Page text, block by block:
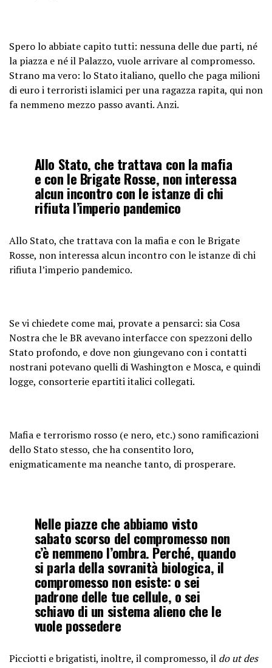
Spero lo abbiate capito tutti: nessuna delle due parti, né
la piazza e né il Palazzo, vuole arrivare al compromesso.
Strano ma vero: lo Stato italiano, quello che paga milioni
di euro i terroristi islamici per una ragazza rapita, qui non
fa nemmeno mezzo passo avanti. Anzi.
Allo Stato, che trattava con la mafia
e con le Brigate Rosse, non interessa
alcun incontro con le istanze di chi
rifiuta l’imperio pandemico
Allo Stato, che trattava con la mafia e con le Brigate
Rosse, non interessa alcun incontro con le istanze di chi
rifiuta l’imperio pandemico.
Se vi chiedete come mai, provate a pensarci: sia Cosa
Nostra che le BR avevano interfacce con spezzoni dello
Stato profondo, e dove non giungevano con i contatti
nostrani potevano quelli di Washington e Mosca, e quindi
logge, consorterie epartiti italici collegati.
Mafia e terrorismo rosso (e nero, etc.) sono ramificazioni
dello Stato stesso, che ha consentito loro,
enigmaticamente ma neanche tanto, di prosperare.
Nelle piazze che abbiamo visto
sabato scorso del compromesso non
c’è nemmeno l’ombra. Perché, quando
si parla della sovranità biologica, il
compromesso non esiste: o sei
padrone delle tue cellule, o sei
schiavo di un sistema alieno che le
vuole possedere
Picciotti e brigatisti, inoltre, il compromesso, il do ut des